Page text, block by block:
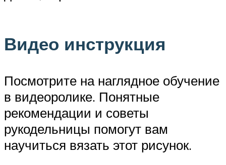
Видео инструкция
Посмотрите на наглядное обучение
в видеоролике. Понятные
рекомендации и советы
рукодельницы помогут вам
научиться вязать этот рисунок.